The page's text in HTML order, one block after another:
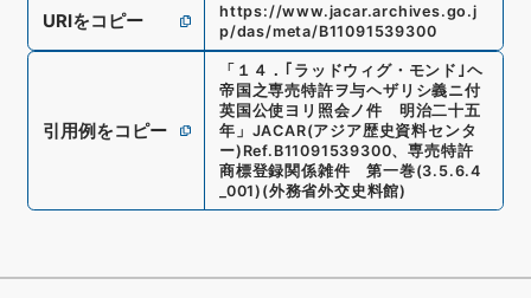
URIをコピー
https://www.jacar.archives.go.j
p/das/meta/B11091539300
引用例をコピー
「 １４．｢ラッドウィグ・モンド｣ヘ
帝国之専売特許ヲ与ヘザリシ義ニ付
英国公使ヨリ照会ノ件 明治二十五
年 」 JACAR(アジア歴史資料センタ
ー) Ref. B11091539300、専売特許
商標登録関係雑件 第一巻(3.5.6.4
_001) (外務省外交史料館)